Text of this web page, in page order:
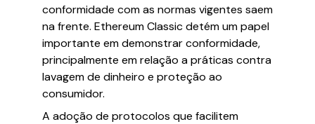
conformidade com as normas vigentes saem
na frente. Ethereum Classic detém um papel
importante em demonstrar conformidade,
principalmente em relação a práticas contra
lavagem de dinheiro e proteção ao
consumidor.
A adoção de protocolos que facilitem